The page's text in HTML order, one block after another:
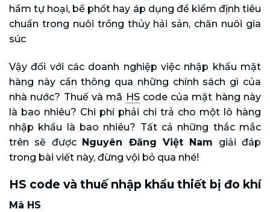
hầm tự hoại, bể phốt hay áp dụng để kiểm định tiêu
chuẩn trong nuôi trồng thủy hải sản, chăn nuôi gia
súc
Vậy đối với các doanh nghiệp việc nhập khẩu mặt
hàng này cần thông qua những chính sách gì của
nhà nước? Thuế và mã HScode của mặt hàng này
là bao nhiêu? Chi phí phải chi trả cho một lô hàng
nhập khẩu là bao nhiêu? Tất cả những thắc mắc
trên sẽ được Nguyên Đăng Việt Nam giải đáp
trong bài viết này, đừng vội bỏ qua nhé!
HS code và thuế nhập khẩu thiết bị đo khí
Mã HS